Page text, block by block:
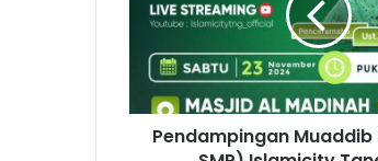
SD-
Islamicity
Tangerang
Pendampingan Muaddib